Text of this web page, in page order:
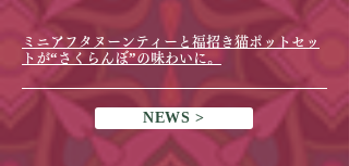
ミニアフタヌーンティーと福招き猫ポットセッ
トが“さくらんぼ”の味わいに。
NEWS >